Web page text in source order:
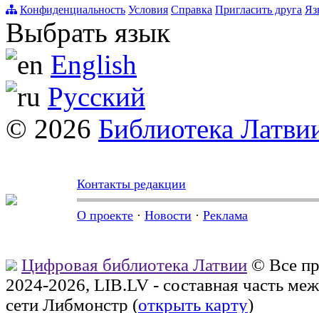
Конфиденциальность Условия Справка Пригласить друга
Выбрать язык
English
Русский
© 2026 Библиотека
Контакты редакции
О проекте · Новости · Реклама
Цифровая библиотека Латвии © Все
2024-2026, LIB.LV - составная часть
сети Либмонстр (открыть карту)